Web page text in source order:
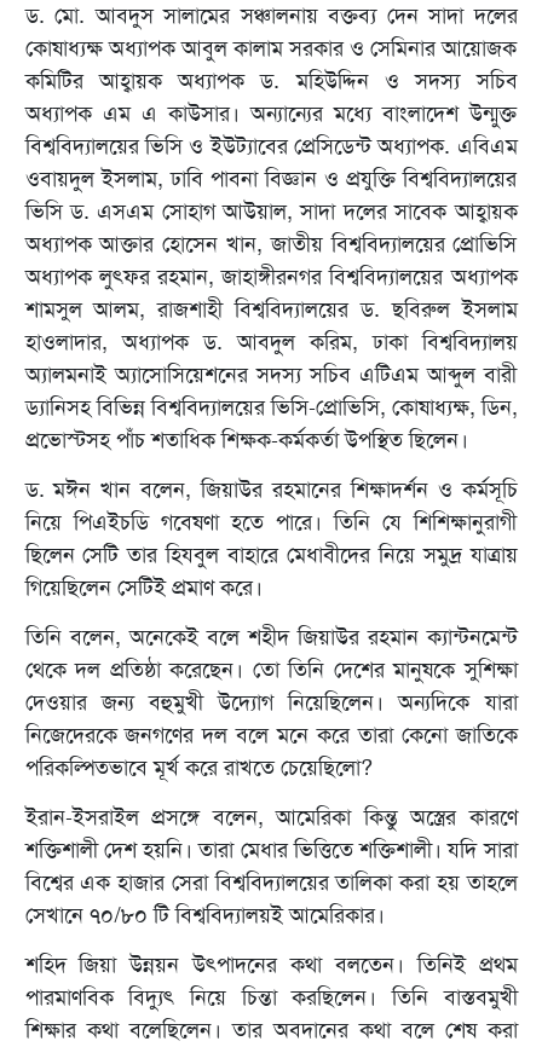
ড. মো. আবদুস সালামের সঞ্চালনায় বক্তব্য দেন সাদা দলের
কোষাধ্যক্ষ অধ্যাপক আবুল কালাম সরকার ও সেমিনার আয়োজক
কমিটির আহ্বায়ক অধ্যাপক ড. মহিউদ্দিন ও সদস্য সচিব
অধ্যাপক এম এ কাউসার। অন্যান্যের মধ্যে বাংলাদেশ উন্মুক্ত
বিশ্ববিদ্যালয়ের ভিসি ও ইউট্যাবের প্রেসিডেন্ট অধ্যাপক. এবিএম
ওবায়দুল ইসলাম, ঢাবি পাবনা বিজ্ঞান ও প্রযুক্তি বিশ্ববিদ্যালয়ের
ভিসি ড. এসএম সোহাগ আউয়াল, সাদা দলের সাবেক আহ্বায়ক
অধ্যাপক আক্তার হোসেন খান, জাতীয় বিশ্ববিদ্যালয়ের প্রোভিসি
অধ্যাপক লুৎফর রহমান, জাহাঙ্গীরনগর বিশ্ববিদ্যালয়ের অধ্যাপক
শামসুল আলম, রাজশাহী বিশ্ববিদ্যালয়ের ড. ছবিরুল ইসলাম
হাওলাদার, অধ্যাপক ড. আবদুল করিম, ঢাকা বিশ্ববিদ্যালয়
অ্যালমনাই অ্যাসোসিয়েশনের সদস্য সচিব এটিএম আব্দুল বারী
ড্যানিসহ বিভিন্ন বিশ্ববিদ্যালয়ের ভিসি-প্রোভিসি, কোষাধ্যক্ষ, ডিন,
প্রভোস্টসহ পাঁচ শতাধিক শিক্ষক-কর্মকর্তা উপস্থিত ছিলেন।
ড. মঈন খান বলেন, জিয়াউর রহমানের শিক্ষাদর্শন ও কর্মসূচি
নিয়ে পিএইচডি গবেষণা হতে পারে। তিনি যে শিশিক্ষানুরাগী
ছিলেন সেটি তার হিযবুল বাহারে মেধাবীদের নিয়ে সমুদ্র যাত্রায়
গিয়েছিলেন সেটিই প্রমাণ করে।
তিনি বলেন, অনেকেই বলে শহীদ জিয়াউর রহমান ক্যান্টনমেন্ট
থেকে দল প্রতিষ্ঠা করেছেন। তো তিনি দেশের মানুষকে সুশিক্ষা
দেওয়ার জন্য বহুমুখী উদ্যোগ নিয়েছিলেন। অন্যদিকে যারা
নিজেদেরকে জনগণের দল বলে মনে করে তারা কেনো জাতিকে
পরিকল্পিতভাবে মূর্খ করে রাখতে চেয়েছিলো?
ইরান-ইসরাইল প্রসঙ্গে বলেন, আমেরিকা কিন্তু অস্ত্রের কারণে
শক্তিশালী দেশ হয়নি। তারা মেধার ভিত্তিতে শক্তিশালী। যদি সারা
বিশ্বের এক হাজার সেরা বিশ্ববিদ্যালয়ের তালিকা করা হয় তাহলে
সেখানে ৭০/৮০ টি বিশ্ববিদ্যালয়ই আমেরিকার।
শহিদ জিয়া উন্নয়ন উৎপাদনের কথা বলতেন। তিনিই প্রথম
পারমাণবিক বিদ্যুৎ নিয়ে চিন্তা করছিলেন। তিনি বাস্তবমুখী
শিক্ষার কথা বলেছিলেন। তার অবদানের কথা বলে শেষ করা